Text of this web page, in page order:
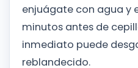
enjuágate con agua y
minutos antes de
inmediato puede
reblandecido.